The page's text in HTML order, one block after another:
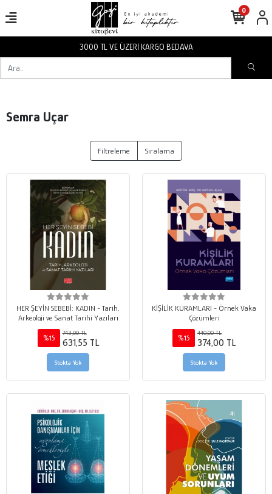
3000 TL VE ÜZERİ KARGO BEDAVA
0
Semra Uçar
Filtreleme Sıralama
HER ŞEYİN SEBEBİ: KADIN - Tarih,
Arkeoloji ve Sanat Tarihi Yazıları
%15
743,00 TL
631,55 TL
Stokta Yok
KİŞİLİK KURAMLARI - Örnek Vaka
Çözümleri
%15
440,00 TL
374,00 TL
Stokta Yok